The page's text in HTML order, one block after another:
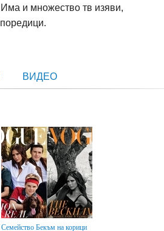
и множество тв изяви,
ВИДЕО
Семейство Бекъм на корици